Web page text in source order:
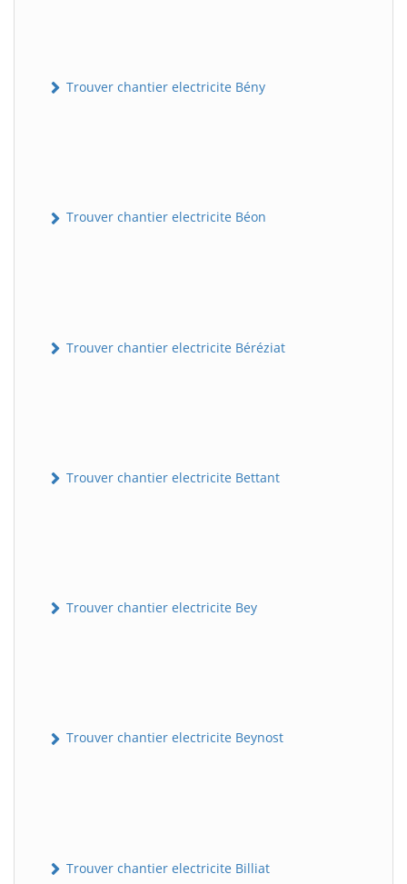
Trouver chantier electricite Bény
Trouver chantier electricite Béon
Trouver chantier electricite Béréziat
Trouver chantier electricite Bettant
Trouver chantier electricite Bey
Trouver chantier electricite Beynost
Trouver chantier electricite Billiat